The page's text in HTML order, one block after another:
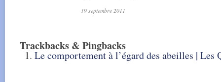
19 septembre 2011
Trackbacks & Pingbacks
Le comportement à l’égard des abeilles | Les